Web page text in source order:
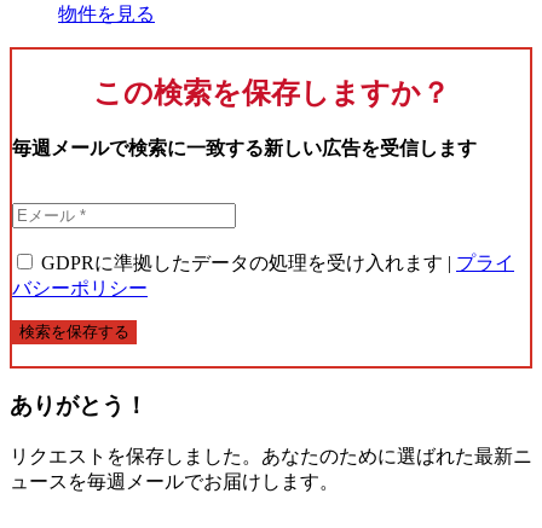
物件を見る
この検索を保存しますか？
毎週メールで検索に一致する新しい広告を受信します
GDPRに準拠したデータの処理を受け入れます | プライ
バシーポリシー
検索を保存する
ありがとう！
リクエストを保存しました。あなたのために選ばれた最新ニ
ュースを毎週メールでお届けします。